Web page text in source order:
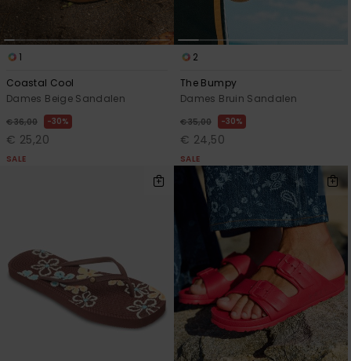
1
Coastal Cool
Dames Beige Sandalen
€ 36,00 30%
€ 25,20
SALE
2
The Bumpy
Dames Bruin Sandalen
€ 35,00 30%
€ 24,50
SALE